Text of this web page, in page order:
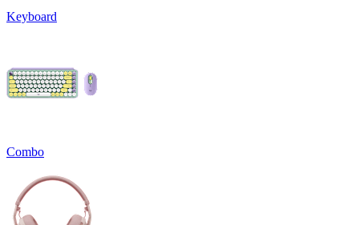
Keyboard
Combo